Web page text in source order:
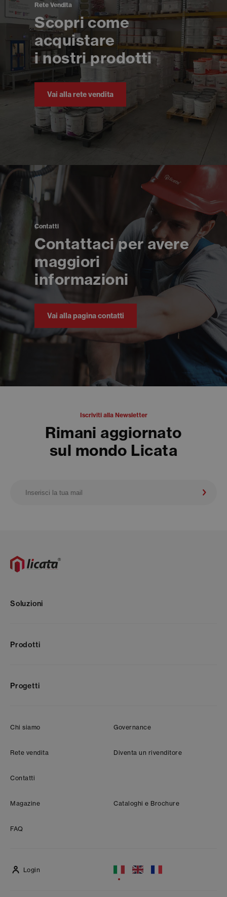
Rete Vendita
Scopri come
acquistare
i nostri prodotti
Vai alla rete vendita
Contatti
Contattaci per avere
maggiori
informazioni
Vai alla pagina contatti
Iscriviti alla Newsletter
Rimani aggiornato
sul mondo Licata
Soluzioni
Prodotti
Progetti
Chi siamo Governance
Rete vendita Diventa un rivenditore
Contatti
Magazine Cataloghi e Brochure
FAQ
Login